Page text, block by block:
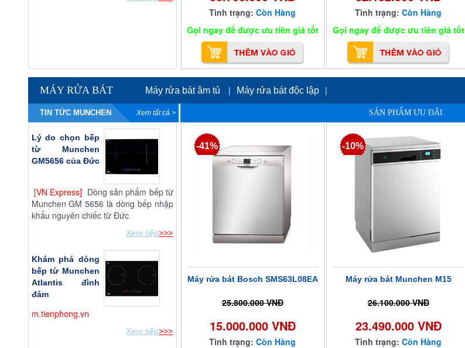
Tình trạng:Còn Hàng
Gọi ngay để được ưu tiên giá tốt
Tình trạng:Còn Hàng
Gọi ngay để được ưu tiên giá tốt
MÁY RỬA BÁT Máy rửa bát độc lập |
Máy rửa bát âm tủ |
TIN TỨC MUNCHEN Xem tất cả > SẢN PHẨM ƯU ĐÃI
Lý do chọn bếp
từ Munchen
GM5656 của Đức
[VN Express] Dòng sản phẩm bếp từ
Munchen GM 5656 là dòng bếp nhập
khẩu nguyên chiếc từ Đức
Xem tiếp>>>
Khám phá dòng
bếp từ Munchen
Atlantis đình
đám
m.tienphong.vn
Xem tiếp>>>
-41%
Máy rửa bát Bosch SMS63L08EA
25.800.000 VNĐ
15.000.000 VNĐ
Tình trạng:Còn Hàng
-10%
Máy rửa bát Munchen M15
26.100.000 VNĐ
23.490.000 VNĐ
Tình trạng:Còn Hàng